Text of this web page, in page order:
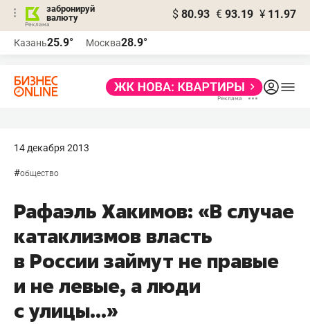
забронируй
валюту
$ 80.93 € 93.19 ¥ 11.97
Казань25.9° Москва28.9°
14 декабря 2013
#общество
Рафаэль Хакимов: «В случае
катаклизмов власть
в России займут не правые
и не левые, а люди
с улицы...»